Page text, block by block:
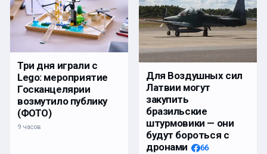
Три дня играли с
Lego: мероприятие
Госканцелярии
возмутило публику
(ФОТО)
9 часов
Для Воздушных сил
Латвии могут
закупить
бразильские
штурмовики — они
будут бороться с
дронами
66